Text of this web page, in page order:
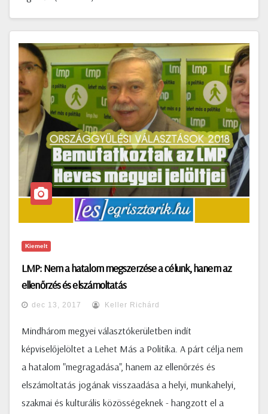
Kiemelt
LMP: Nem a hatalom megszerzése a célunk, hanem az
ellenőrzés és elszámoltatás
dec 13, 2017 Keller Richárd
Mindhárom megyei választókerületben indít
képviselőjelöltet a Lehet Más a Politika. A párt célja nem
a hatalom "megragadása", hanem az ellenőrzés és
elszámoltatás jogának visszaadása a helyi, munkahelyi,
szakmai és kulturális közösségeknek - hangzott el a